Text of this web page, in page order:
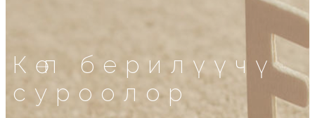
Көп берилүүчү
суроолор